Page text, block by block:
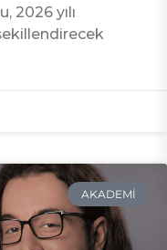
2026 yılı
AKADEMI